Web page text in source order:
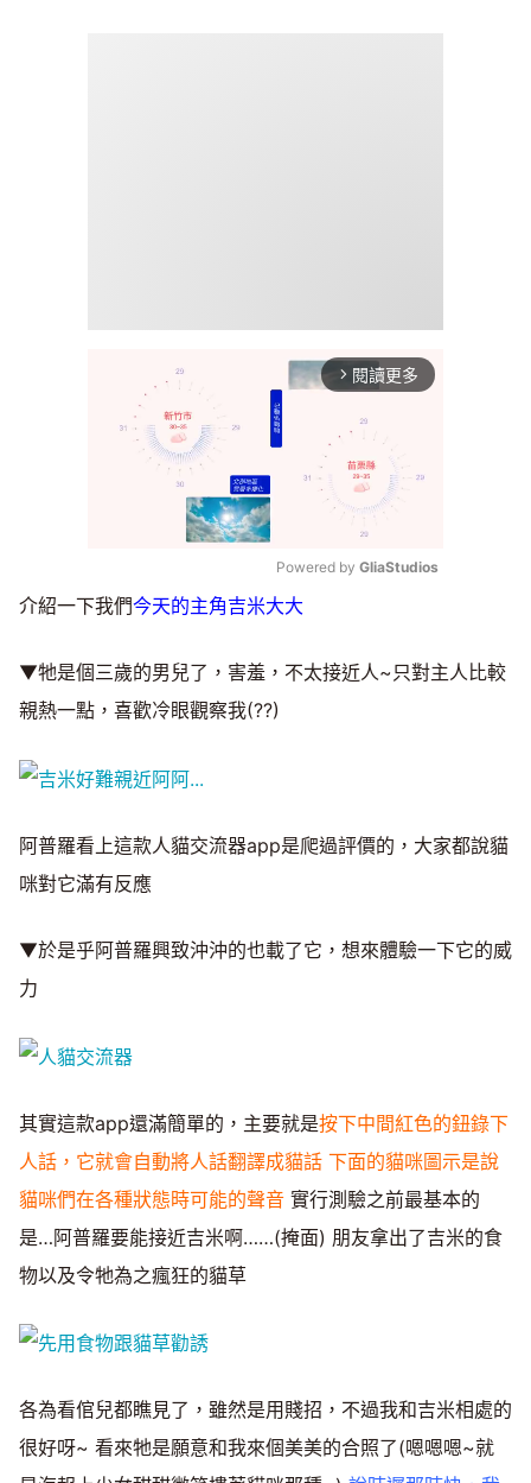
arrow_forward_ios 閱讀更多
Powered by GliaStudios
介紹一下我們今天的主角吉米大大
▼牠是個三歲的男兒了，害羞，不太接近人~只對主人比較
親熱一點，喜歡冷眼觀察我(??)
阿普羅看上這款人貓交流器app是爬過評價的，大家都說貓
咪對它滿有反應
▼於是乎阿普羅興致沖沖的也載了它，想來體驗一下它的威
力
其實這款app還滿簡單的，主要就是按下中間紅色的鈕錄下
人話，它就會自動將人話翻譯成貓話 下面的貓咪圖示是說
貓咪們在各種狀態時可能的聲音 實行測驗之前最基本的
是…阿普羅要能接近吉米啊……(掩面) 朋友拿出了吉米的食
物以及令牠為之瘋狂的貓草
各為看倌兒都瞧見了，雖然是用賤招，不過我和吉米相處的
很好呀~ 看來牠是願意和我來個美美的合照了(嗯嗯嗯~就